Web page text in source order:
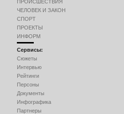
ПРОИСШЕСТВИЯ
ЧЕЛОВЕК И ЗАКОН
СПОРТ
ПРОЕКТЫ
ИНФОРМ
Сервисы:
Сюжеты
Интервью
Рейтинги
Персоны
Документы
Инфографика
Партнеры